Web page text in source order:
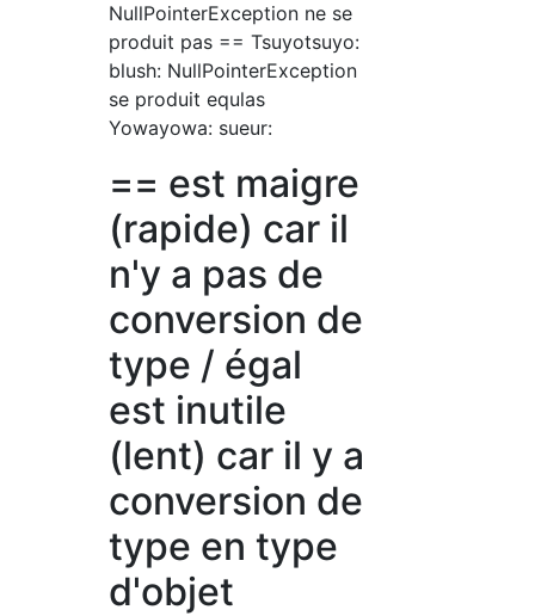
NullPointerException ne se
produit pas == Tsuyotsuyo:
blush: NullPointerException
se produit equlas
Yowayowa: sueur:
== est maigre
(rapide) car il
n'y a pas de
conversion de
type / égal
est inutile
(lent) car il y a
conversion de
type en type
d'objet